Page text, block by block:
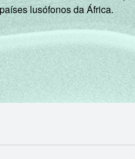
96,20 27,26
98,82 35,85
96,90 34,25
lusófonos da África.